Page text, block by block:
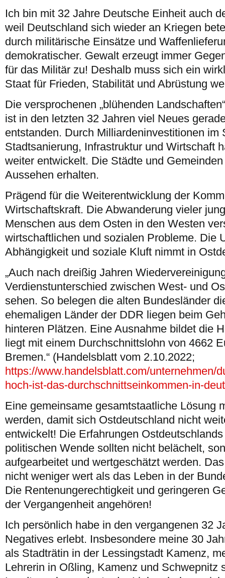
Ich bin mit 32 Jahre Deutsche Einheit auch
weil Deutschland sich wieder an Kriegen
durch militärische Einsätze und
demokratischer. Gewalt erzeugt immer
für das Militär zu! Deshalb muss sich ein
Staat für Frieden, Stabilität und Abrüstung
Die versprochenen „blühenden
ist in den letzten 32 Jahren viel Neues
entstanden. Durch Milliardeninvestitionen im
Stadtsanierung, Infrastruktur und Wirtschaft
weiter entwickelt. Die Städte und
Aussehen erhalten.
Prägend für die Weiterentwicklung der
Wirtschaftskraft. Die Abwanderung vieler
Menschen aus dem Osten in den Westen
wirtschaftlichen und sozialen Probleme. Die
Abhängigkeit und soziale Kluft nimmt in
„Auch nach dreißig Jahren
Verdienstunterschied zwischen West- und
sehen. So belegen die alten Bundesländer
ehemaligen Länder der DDR liegen beim
hinteren Plätzen. Eine Ausnahme bildet die
liegt mit einem Durchschnittslohn von 4662
Bremen.“ (Handelsblatt vom 2.10.2022;
https://www.handelsblatt.com/unternehmen/
hoch-ist-das-durchschnittseinkommen-in-
Eine gemeinsame gesamtstaatliche Lösung
werden, damit sich Ostdeutschland nicht
entwickelt! Die Erfahrungen
politischen Wende sollten nicht belächelt,
aufgearbeitet und wertgeschätzt werden.
nicht weniger wert als das Leben in der
Die Rentenungerechtigkeit und geringeren
der Vergangenheit angehören!
Ich persönlich habe in den vergangenen 32
Negatives erlebt. Insbesondere meine 30
als Stadträtin in der Lessingstadt Kamenz,
Lehrerin in Oßling, Kamenz und Schwepnitz